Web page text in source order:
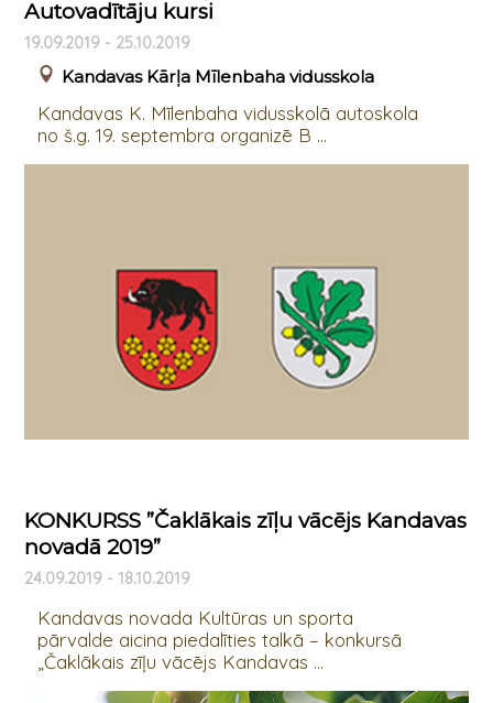
Autovadītāju kursi
19.09.2019 - 25.10.2019
Kandavas Kārļa Mīlenbaha vidusskola
Kandavas K. Mīlenbaha vidusskolā autoskola
no š.g. 19. septembra organizē B ...
KONKURSS ”Čaklākais zīļu vācējs Kandavas
novadā 2019”
24.09.2019 - 18.10.2019
Kandavas novada Kultūras un sporta
pārvalde aicina piedalīties talkā – konkursā
„Čaklākais zīļu vācējs Kandavas ...